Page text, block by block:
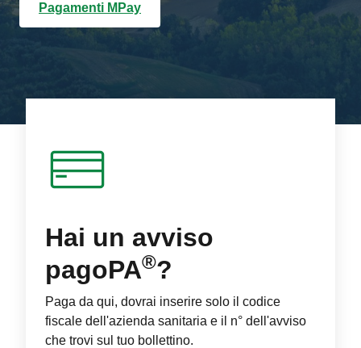
Pagamenti MPay
Hai un avviso
pagoPA®?
Paga da qui, dovrai inserire solo il codice
fiscale dell'azienda sanitaria e il n° dell'avviso
che trovi sul tuo bollettino.